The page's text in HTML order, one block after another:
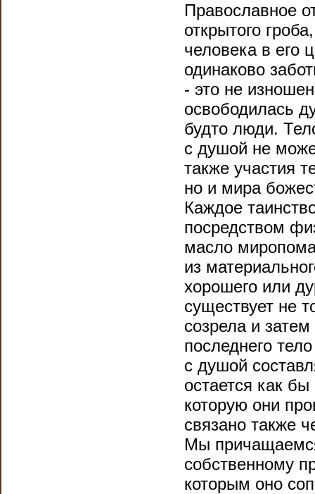
Православное
открытого
человека в его
одинаково
- это не
освободилась
будто люди.
с душой не
также участия
но и мира
Каждое
посредством
масло
из
хорошего или
существует не
созрела и
последнего
с душой
остается как
которую они
связано также
Мы
собственному
которым оно